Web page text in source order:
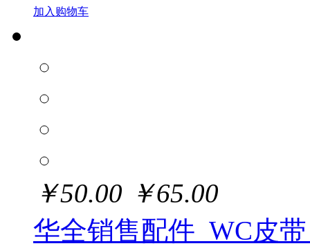
加入购物车
￥50.00 ￥65.00
华全销售配件_WC皮